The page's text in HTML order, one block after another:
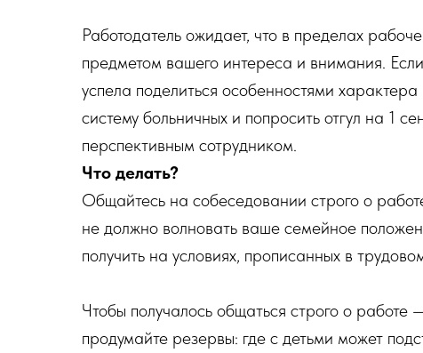
Работодатель ожидает, что в пределах
предметом вашего интереса и внимания.
успела поделиться особенностями
систему больничных и попросить отгул на 1
перспективным сотрудником.
Что делать?
Общайтесь на собеседовании строго о
не должно волновать ваше семейное
получить на условиях, прописанных в
Чтобы получалось общаться строго о
продумайте резервы: где с детьми может